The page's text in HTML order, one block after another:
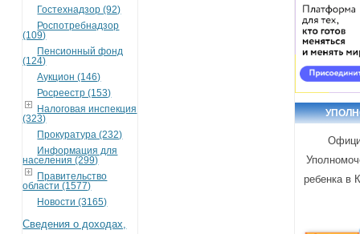
Гостехнадзор (92)
Роспотребнадзор
(109)
Пенсионный фонд
(124)
Аукцион (146)
Росреестр (153)
Налоговая инспекция
(323)
Прокуратура (232)
Информация для
населения (299)
Правительство
области (1577)
Новости (3165)
Сведения о доходах,
ребенка в